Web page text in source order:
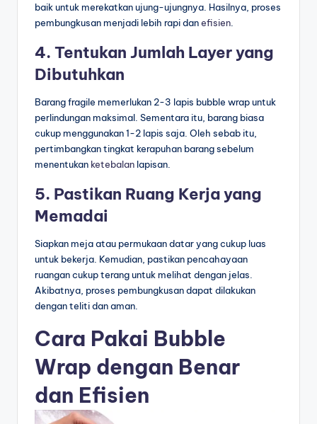
baik untuk merekatkan ujung-ujungnya. Hasilnya, proses
pembungkusan menjadi lebih rapi danefisien.
4. Tentukan Jumlah Layer yang
Dibutuhkan
Barang fragile memerlukan 2-3 lapis bubble wrap untuk
perlindungan maksimal. Sementara itu, barang biasa
cukup menggunakan 1-2 lapis saja. Oleh sebab itu,
pertimbangkan tingkat kerapuhan barang sebelum
menentukan ketebalan lapisan.
5. Pastikan Ruang Kerja yang
Memadai
Siapkan meja atau permukaan datar yang cukup luas
untuk bekerja. Kemudian, pastikan pencahayaan
ruangan cukup terang untuk melihat dengan jelas.
Akibatnya, proses pembungkusan dapat dilakukan
dengan teliti dan aman.
Cara Pakai Bubble
Wrap dengan Benar
dan Efisien